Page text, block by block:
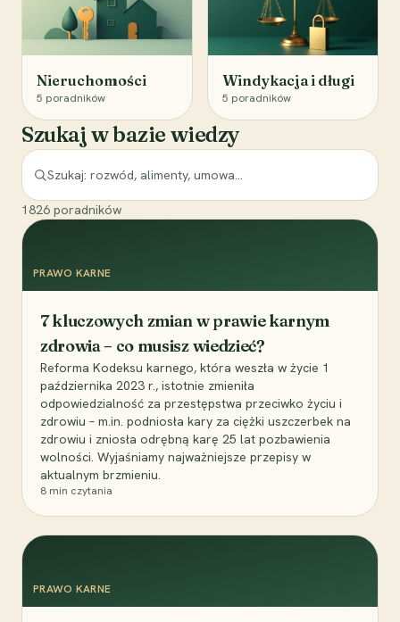
Nieruchomości
5 poradników
Windykacja i długi
5 poradników
Szukaj w bazie wiedzy
1826 poradników
PRAWO KARNE
7 kluczowych zmian w prawie karnym
zdrowia – co musisz wiedzieć?
Reforma Kodeksu karnego, która weszła w życie 1
października 2023 r., istotnie zmieniła
odpowiedzialność za przestępstwa przeciwko życiu i
zdrowiu – m.in. podniosła kary za ciężki uszczerbek na
zdrowiu i zniosła odrębną karę 25 lat pozbawienia
wolności. Wyjaśniamy najważniejsze przepisy w
aktualnym brzmieniu.
8 min czytania
PRAWO KARNE